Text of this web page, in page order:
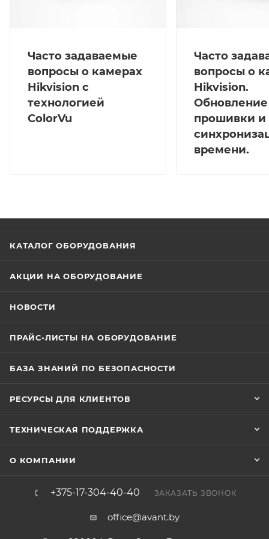
Часто задаваемые
вопросы о камерах
Hikvision с
технологией
ColorVu
Часто
вопросы о
Hikvision.
Обновление
прошивки и
времени.
КАТАЛОГ ОБОРУДОВАНИЯ
АКЦИИ НА ОБОРУДОВАНИЕ
НОВОСТИ
ПРАЙС-ЛИСТЫ НА ОБОРУДОВАНИЕ
БАЗА ЗНАНИЙ ПО БЕЗОПАСНОСТИ
РЕСУРСЫ ДЛЯ КЛИЕНТОВ
ТЕХНИЧЕСКАЯ ПОДДЕРЖКА
О КОМПАНИИ
+375-17-304-40-40 ЗАКАЗАТЬ ЗВОНОК
office@avant.by